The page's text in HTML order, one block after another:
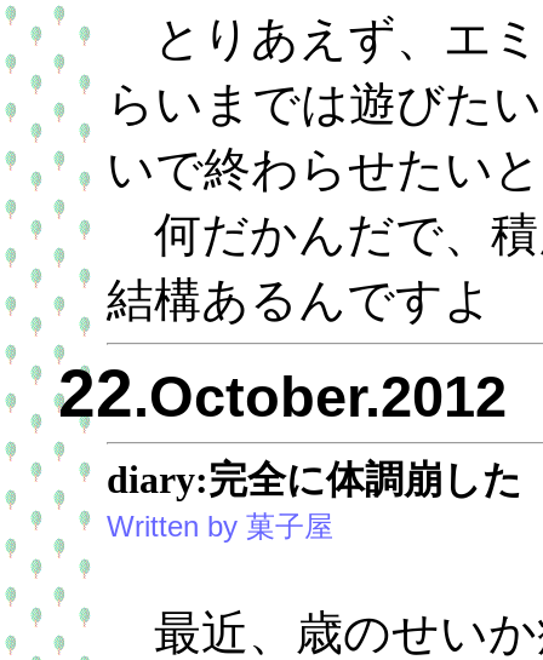
とりあえず、エ
らいまでは遊びた
いで終わらせたい
何だかんだで、
結構あるんですよ
22.October.2012
diary:完全に体調崩した
Written by 菓子屋
最近、歳のせい